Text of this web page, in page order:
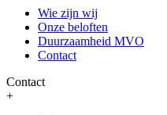
Wie zijn wij
Onze beloften
Duurzaamheid MVO
Contact
Contact
+